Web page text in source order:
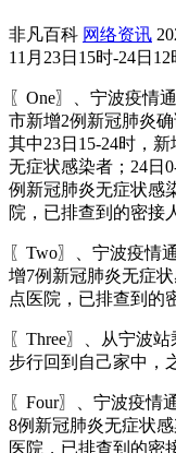
非凡百科 网络资讯
11月23日15时-24日
〖One〗、宁波疫情
市新增2例新冠肺炎
其中23日15-24时，
无症状感染者；24日
例新冠肺炎无症状感
院，已排查到的密接
〖Two〗、宁波疫情
增7例新冠肺炎无症
点医院，已排查到的
〖Three〗、从宁波
步行回到自己家中，
〖Four〗、宁波疫情
8例新冠肺炎无症状
医院，已排查到的密